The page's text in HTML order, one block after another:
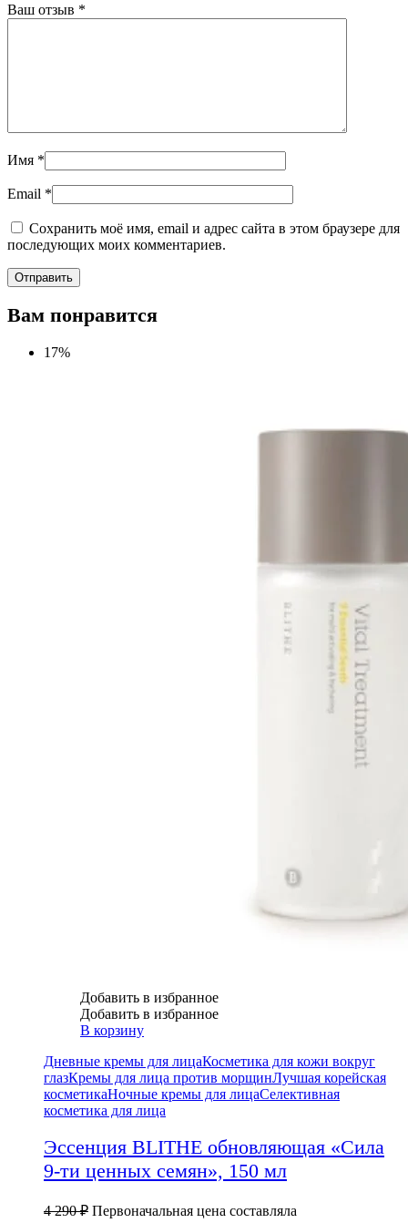
Ваш отзыв *
Имя *
Email *
Сохранить моё имя, email и адрес сайта в этом браузере для
последующих моих комментариев.
Вам понравится
17%
Добавить в избранное
Добавить в избранное
В корзину
Дневные кремы для лицаКосметика для кожи вокруг
глазКремы для лица против морщинЛучшая корейская
косметикаНочные кремы для лицаСелективная
косметика для лица
Эссенция BLITHE обновляющая «Сила
9-ти ценных семян», 150 мл
4 290₽ Первоначальная цена составляла